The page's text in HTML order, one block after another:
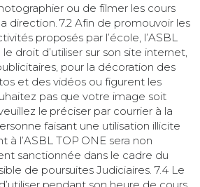
ou de filmer les cours
direction. 7.2 Afin de promouvoir les
proposés par l’école, l’ASBL
droit d’utiliser sur son site internet,
pour la décoration des
et des vidéos ou figurent les
pas que votre image soit
le préciser par courrier à la
faisant une utilisation illicite
à l’ASBL TOP ONE sera non
sanctionnée dans le cadre du
de poursuites Judiciaires. 7.4 Le